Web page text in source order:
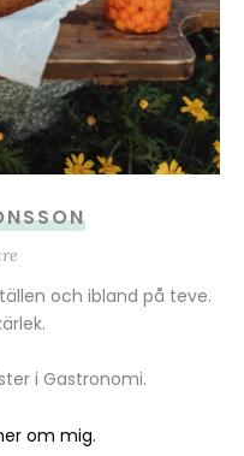
och ibland på teve.
i Gastronomi.
om mig.